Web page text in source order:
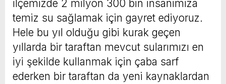
ilçemizde 2 milyon 300 bin insanımıza
temiz su sağlamak için gayret ediyoruz.
Hele bu yıl olduğu gibi kurak geçen
yıllarda bir taraftan mevcut sularımızı en
iyi şekilde kullanmak için çaba sarf
ederken bir taraftan da yeni kaynaklardan